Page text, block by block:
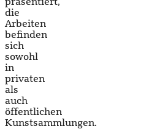
die
Arbeiten
befinden
sich
sowohl
in
privaten
als
auch
öffentlichen
Kunstsammlungen.